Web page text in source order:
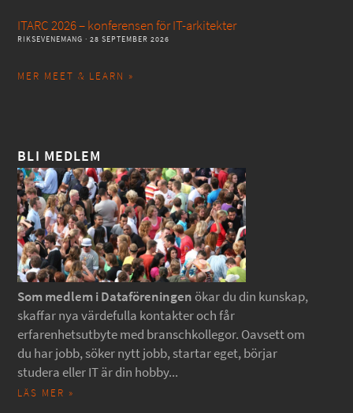
ITARC 2026 – konferensen för IT-arkitekter
RIKSEVENEMANG · 28 SEPTEMBER 2026
MER MEET & LEARN »
BLI MEDLEM
Som medlem i Dataföreningen ökar du din kunskap,
skaffar nya värdefulla kontakter och får
erfarenhetsutbyte med branschkollegor. Oavsett om
du har jobb, söker nytt jobb, startar eget, börjar
studera eller IT är din hobby...
LÄS MER »